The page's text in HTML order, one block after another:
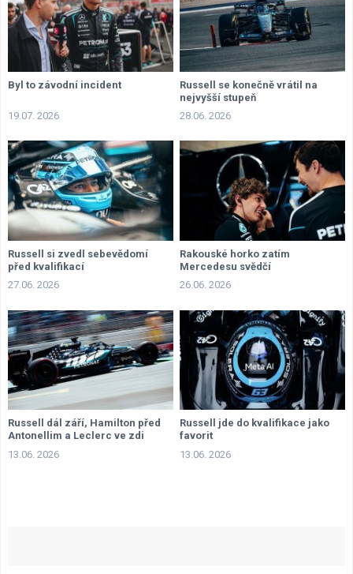
Byl to závodní incident
19.07. 2026
Russell se konečně vrátil na
nejvyšší stupeň
28.06. 2026
Russell si zvedl sebevědomí
před kvalifikací
27.06. 2026
Rakouské horko zatím
Mercedesu svědčí
26.06. 2026
Russell dál září, Hamilton před
Antonellim a Leclerc ve zdi
13.06. 2026
Russell jde do kvalifikace jako
favorit
13.06. 2026